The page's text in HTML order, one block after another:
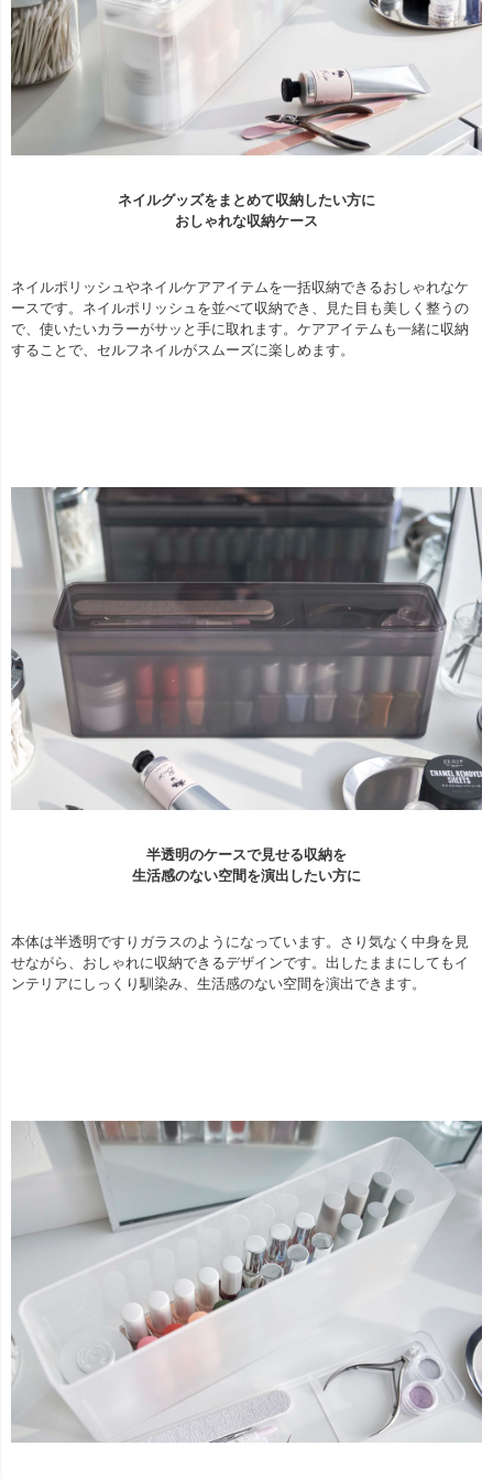
ネイルグッズをまとめて収納したい方に
おしゃれな収納ケース
ネイルポリッシュやネイルケアアイテムを一括収納できるおしゃれなケ
ースです。ネイルポリッシュを並べて収納でき、見た目も美しく整うの
で、使いたいカラーがサッと手に取れます。ケアアイテムも一緒に収納
することで、セルフネイルがスムーズに楽しめます。
半透明のケースで見せる収納を
生活感のない空間を演出したい方に
本体は半透明ですりガラスのようになっています。さり気なく中身を見
せながら、おしゃれに収納できるデザインです。出したままにしてもイ
ンテリアにしっくり馴染み、生活感のない空間を演出できます。